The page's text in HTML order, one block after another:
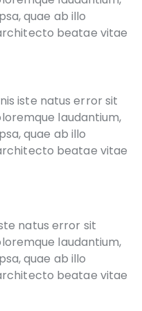
quae ab illo
beatae vitae
iste natus error sit
laudantium,
quae ab illo
beatae vitae
natus error sit
laudantium,
quae ab illo
beatae vitae